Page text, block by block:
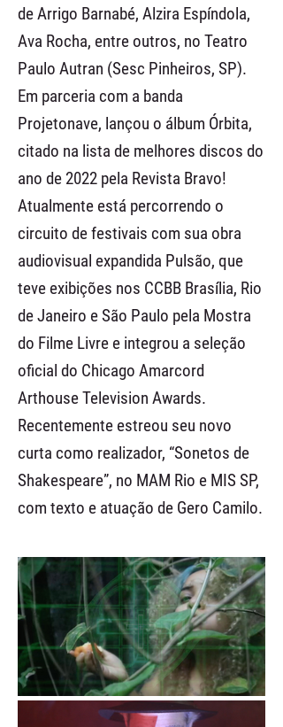
de Arrigo Barnabé, Alzira Espíndola,
Ava Rocha, entre outros, no Teatro
Paulo Autran (Sesc Pinheiros, SP).
Em parceria com a banda
Projetonave, lançou o álbum Órbita,
citado na lista de melhores discos do
ano de 2022 pela Revista Bravo!
Atualmente está percorrendo o
circuito de festivais com sua obra
audiovisual expandida Pulsão, que
teve exibições nos CCBB Brasília, Rio
de Janeiro e São Paulo pela Mostra
do Filme Livre e integrou a seleção
oficial do Chicago Amarcord
Arthouse Television Awards.
Recentemente estreou seu novo
curta como realizador, “Sonetos de
Shakespeare”, no MAM Rio e MIS SP,
com texto e atuação de Gero Camilo.